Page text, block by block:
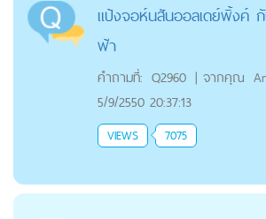
แป้งจอห์นสันออลเดย์พิ้งค์
ฟ้า
คำถามที่: Q2960 | จากคุณ
5/9/2550 20:37:13
VIEWS 7075